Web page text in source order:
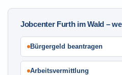
Jobcenter Furth im Wald –
Bürgergeld beantragen
Arbeitsvermittlung